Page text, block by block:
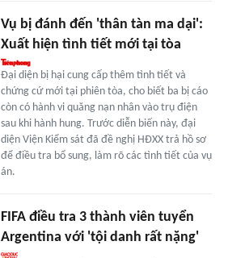
Vụ bị đánh đến 'thân tàn ma dại':
Xuất hiện tình tiết mới tại tòa
Đại diện bị hại cung cấp thêm tình tiết và
chứng cứ mới tại phiên tòa, cho biết ba bị cáo
còn có hành vi quăng nạn nhân vào trụ điện
sau khi hành hung. Trước diễn biến này, đại
diện Viện Kiểm sát đã đề nghị HĐXX trả hồ sơ
để điều tra bổ sung, làm rõ các tình tiết của vụ
án.
FIFA điều tra 3 thành viên tuyển
Argentina với 'tội danh rất nặng'